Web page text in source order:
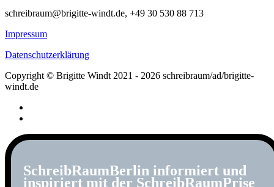
schreibraum@brigitte-windt.de, +49 30 530 88 713
Impressum
Datenschutzerklärung
Copyright © Brigitte Windt 2021 - 2026 schreibraum/ad/brigitte-
windt.de
SchreibRaumBerlin informiert und
inspiriert mit der SchreibRaumPrise